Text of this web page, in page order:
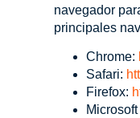
navegador
principales
Chrome:
Safari:
Firefox: